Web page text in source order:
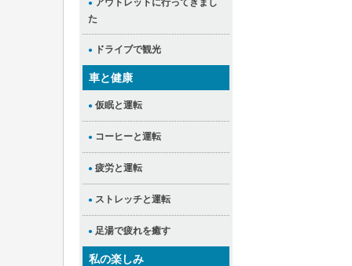
● アウトレットに行ってきまし
た
● ドライブで観光
車と健康
● 仮眠と運転
● コーヒーと運転
● 疲労と運転
● ストレッチと運転
● 足湯で疲れを癒す
私の楽しみ